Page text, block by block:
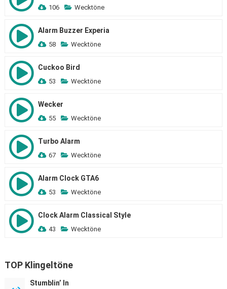
106 Wecktöne
Alarm Buzzer Experia
58 Wecktöne
Cuckoo Bird
53 Wecktöne
Wecker
55 Wecktöne
Turbo Alarm
67 Wecktöne
Alarm Clock GTA6
53 Wecktöne
Clock Alarm Classical Style
43 Wecktöne
TOP Klingeltöne
Stumblin’ In